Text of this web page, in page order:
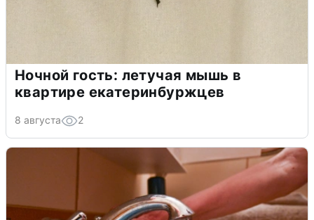
Ночной гость: летучая мышь в
квартире екатеринбуржцев
8 августа 2